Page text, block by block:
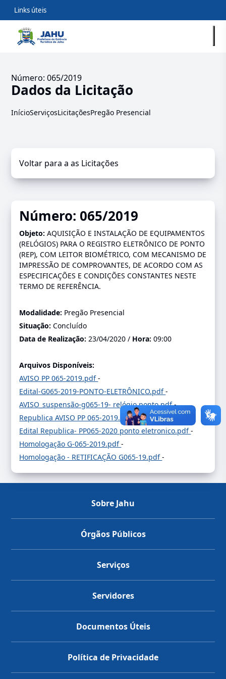
Links úteis
Número: 065/2019
Dados da Licitação
InícioServiçosLicitaçõesPregão Presencial
Voltar para a as Licitações
Número: 065/2019
Objeto:AQUISIÇÃO E INSTALAÇÃO DE EQUIPAMENTOS
(RELÓGIOS) PARA O REGISTRO ELETRÔNICO DE PONTO
(REP), COM LEITOR BIOMÉTRICO, COM MECANISMO DE
IMPRESSÃO DE COMPROVANTES, DE ACORDO COM AS
ESPECIFICAÇÕES E CONDIÇÕES CONSTANTES NESTE
TERMO DE REFERÊNCIA.
Modalidade: Pregão Presencial
Situação:Concluído
Data de Realização:23/04/2020 / Hora:09:00
Arquivos Disponíveis:
AVISO PP 065-2019.pdf-
Edital-G065-2019-PONTO-ELETRÔNICO.pdf-
AVISO_suspensão-g065-19- relógio ponto.pdf-
Republica AVISO PP 065-2019.pdf-
Edital Republica- PP065-2020 ponto eletronico.pdf-
Homologação G-065-2019.pdf-
Homologação - RETIFICAÇÃO G065-19.pdf-
Sobre Jahu
Órgãos Públicos
Serviços
Servidores
Documentos Úteis
Política de Privacidade